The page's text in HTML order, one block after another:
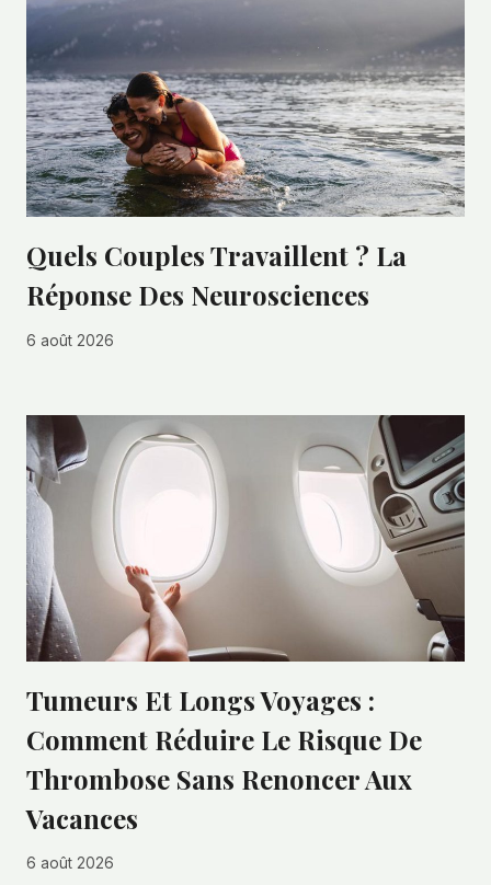
Quels Couples Travaillent ? La
Réponse Des Neurosciences
6 août 2026
Tumeurs Et Longs Voyages :
Comment Réduire Le Risque De
Thrombose Sans Renoncer Aux
Vacances
6 août 2026